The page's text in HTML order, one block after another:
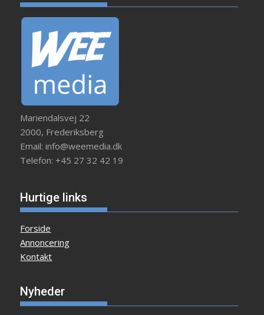
Mariendalsvej 22
2000, Frederiksberg
Email: info@weemedia.dk
Telefon: +45 27 32 42 19
Hurtige links
Forside
Annoncering
Kontakt
Nyheder